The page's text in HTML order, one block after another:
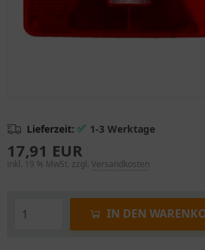
Lieferzeit: ✅ 1-3 Werktage
17,91 EUR
inkl. 19 % MwSt. zzgl. Versandkosten
IN DEN